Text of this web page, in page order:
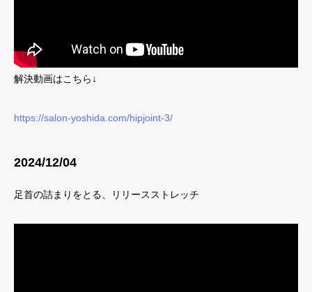
解決動画はこちら↓
https://salon-yoshida.com/hipjoint-3/
2024/12/04
足首の詰まりをとる、リリースストレッチ